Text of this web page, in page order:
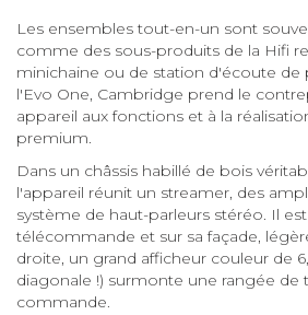
Les ensembles tout-en-un sont
comme des sous-produits de la Hifi
minichaine ou de station d'écoute de
l'Evo One, Cambridge prend le
appareil aux fonctions et à la
premium.
Dans un châssis habillé de bois
l'appareil réunit un streamer, des
système de haut-parleurs stéréo. Il
télécommande et sur sa façade,
droite, un grand afficheur couleur de
diagonale !) surmonte une rangée de
commande.